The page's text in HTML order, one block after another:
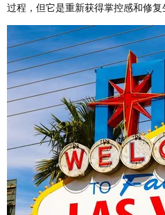
过程，但它是重新获得掌控感和修复